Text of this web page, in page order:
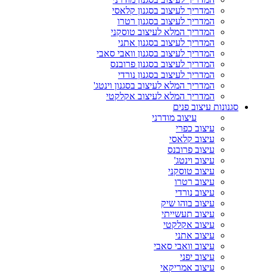
המדריך לעיצוב בסגנון קלאסי
המדריך לעיצוב בסגנון רטרו
המדריך המלא לעיצוב טוסקני
המדריך לעיצוב בסגנון אתני
המדריך לעיצוב בסגנון וואבי סאבי
המדריך לעיצוב בסגנון פרובנס
המדריך לעיצוב בסגנון נורדי
המדריך המלא לעיצוב בסגנון וינטג'
המדריך המלא לעיצוב אקלקטי
סגנונות עיצוב פנים
עיצוב מודרני
עיצוב כפרי
עיצוב קלאסי
עיצוב פרובנס
עיצוב וינטג'
עיצוב טוסקני
עיצוב רטרו
עיצוב נורדי
עיצוב בוהו שיק
עיצוב תעשייתי
עיצוב אקלקטי
עיצוב אתני
עיצוב וואבי סאבי
עיצוב יפני
עיצוב אמריקאי